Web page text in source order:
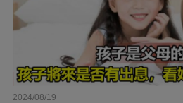
2024/08/19